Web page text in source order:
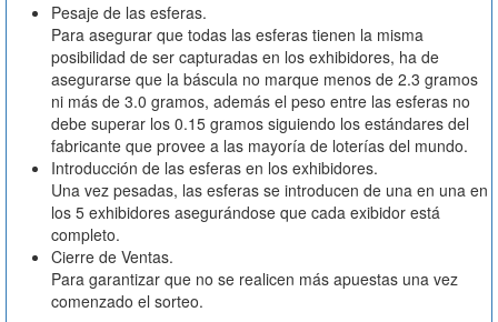
Pesaje de las esferas.
Para asegurar que todas las esferas tienen la misma
posibilidad de ser capturadas en los exhibidores, ha de
asegurarse que la báscula no marque menos de 2.3 gramos
ni más de 3.0 gramos, además el peso entre las esferas no
debe superar los 0.15 gramos siguiendo los estándares del
fabricante que provee a las mayoría de loterías del mundo.
Introducción de las esferas en los exhibidores.
Una vez pesadas, las esferas se introducen de una en una en
los 5 exhibidores asegurándose que cada exibidor está
completo.
Cierre de Ventas.
Para garantizar que no se realicen más apuestas una vez
comenzado el sorteo.